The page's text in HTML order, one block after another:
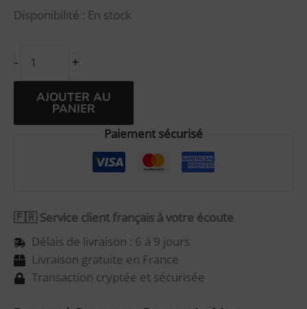
Disponibilité : En stock
- +
AJOUTER AU
PANIER
Paiement sécurisé
🇫🇷 Service client français à votre écoute
Délais de livraison : 6 à 9 jours
Livraison gratuite en France
Transaction cryptée et sécurisée